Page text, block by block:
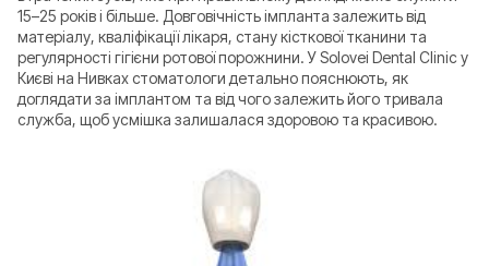
15–25 років і більше. Довговічність імпланта залежить від
матеріалу, кваліфікації лікаря, стану кісткової тканини та
регулярності гігієни ротової порожнини. У Solovei Dental Clinic у
Києві на Нивках стоматологи детально пояснюють, як
доглядати за імплантом та від чого залежить його тривала
служба, щоб усмішка залишалася здоровою та красивою.